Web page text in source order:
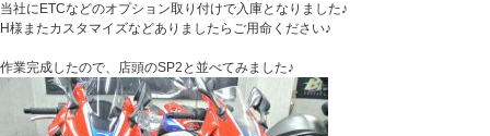
当社にETCなどのオプション取り付けで入庫となりました♪
H様またカスタマイズなどありましたらご用命ください♪
作業完成したので、店頭のSP2と並べてみました♪